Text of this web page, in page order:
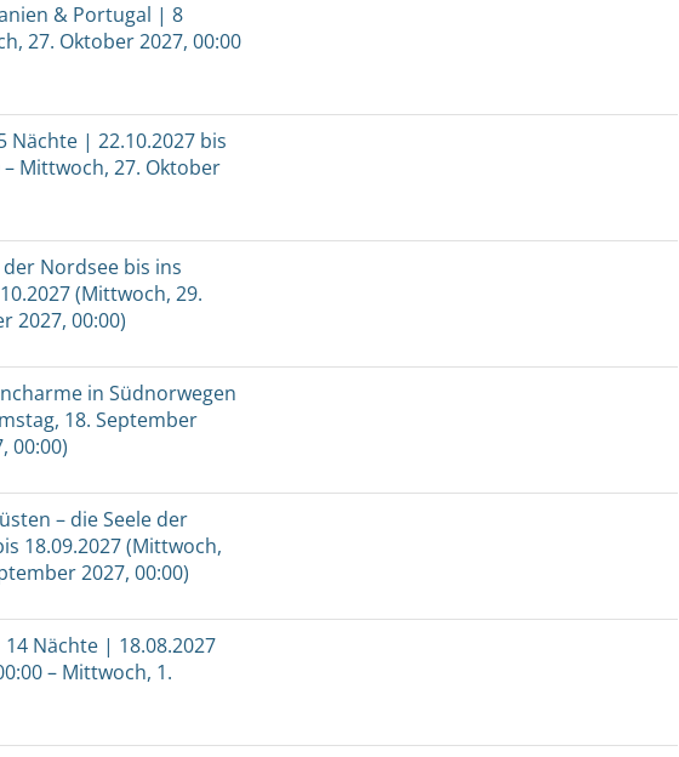
& Portugal | 8
27. Oktober 2027, 00:00
Nächte | 22.10.2027 bis
– Mittwoch, 27. Oktober
Nordsee bis ins
(Mittwoch, 29.
2027, 00:00)
in Südnorwegen
18. September
00:00)
– die Seele der
18.09.2027 (Mittwoch,
2027, 00:00)
Nächte | 18.08.2027
– Mittwoch, 1.